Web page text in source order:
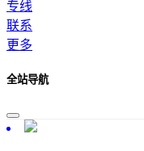
专线
联系
更多
全站导航